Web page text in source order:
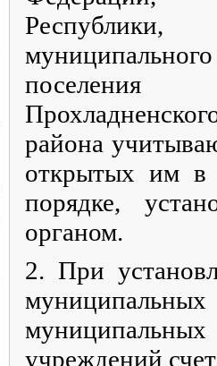
района
открытых им в
порядке,
органом.
2. При
учреждений